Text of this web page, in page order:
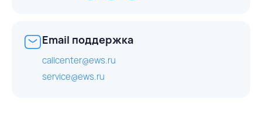
Email поддержка
callcenter@ews.ru
service@ews.ru